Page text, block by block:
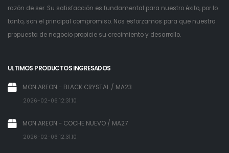
razón de ser. Su satisfacción es fundamental para nuestro éxito, por lo
tanto, son el principal compromiso. Nos esforzamos para que nuestra
propuesta de negocio propicie su crecimiento y desarrollo.
ULTIMOS PRODUCTOS INGRESADOS
MON AREON - BLACK CRYSTAL / MA23
2026-02-06 12:31:10
MON AREON - COCHE NUEVO / MA27
2026-02-06 12:31:10